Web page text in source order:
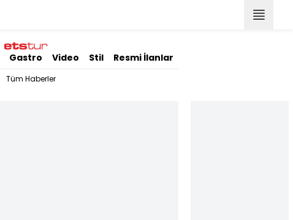
Gastro Video Stil Resmi İlanlar
Tüm Haberler